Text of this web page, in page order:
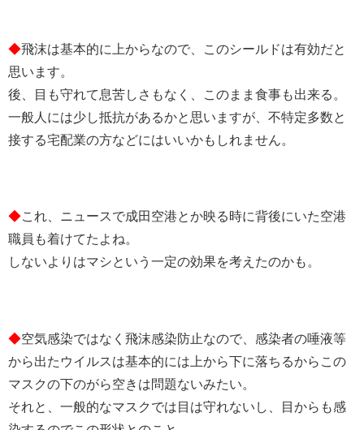
◆飛沫は基本的に上からなので、このシールドは有効だと
思います。
後、目も守れて息苦しさもなく、このまま食事も出来る。
一般人には少し抵抗があるかと思いますが、不特定多数と
接する宅配業の方などにはいいかもしれません。
◆これ、ニュースで成田空港とか映る時に背後にいた空港
職員も着けてたよね。
しないよりはマシという一定の効果を考えたのかも。
◆空気感染ではなく飛沫感染防止なので、感染者の唾液等
から出たウイルスは基本的には上から下に落ちるからこの
マスクの下のがら空きは問題ないみたい。
それと、一般的なマスクでは目は守れないし、目からも感